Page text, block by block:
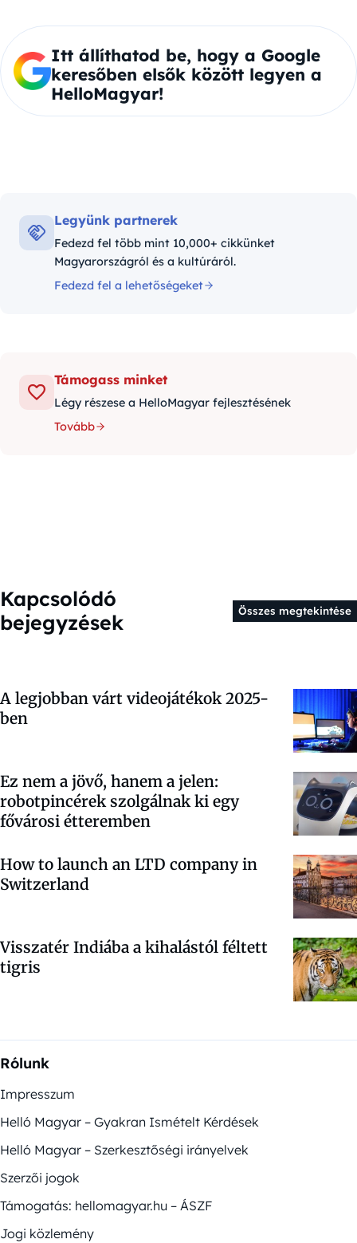
Itt állíthatod be, hogy a Google
keresőben elsők között legyen a
HelloMagyar!
Legyünk partnerek
Fedezd fel több mint 10,000+ cikkünket
Magyarországról és a kultúráról.
Fedezd fel a lehetőségeket
Támogass minket
Légy részese a HelloMagyar fejlesztésének
Tovább
Kapcsolódó
bejegyzések
Összes megtekintése
A legjobban várt videojátékok 2025-
ben
Ez nem a jövő, hanem a jelen:
robotpincérek szolgálnak ki egy
fővárosi étteremben
How to launch an LTD company in
Switzerland
Visszatér Indiába a kihalástól féltett
tigris
Rólunk
Impresszum
Helló Magyar – Gyakran Ismételt Kérdések
Helló Magyar – Szerkesztőségi irányelvek
Szerzői jogok
Támogatás: hellomagyar.hu – ÁSZF
Jogi közlemény